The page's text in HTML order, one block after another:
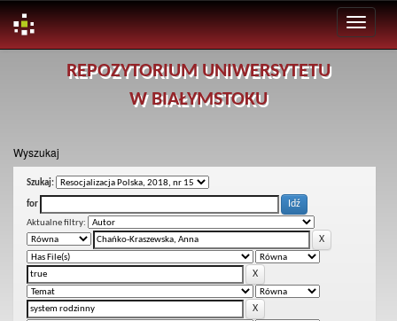
REPOZYTORIUM UNIWERSYTETU
W BIAŁYMSTOKU
Wyszukaj
Szukaj:
for
Aktualne filtry: